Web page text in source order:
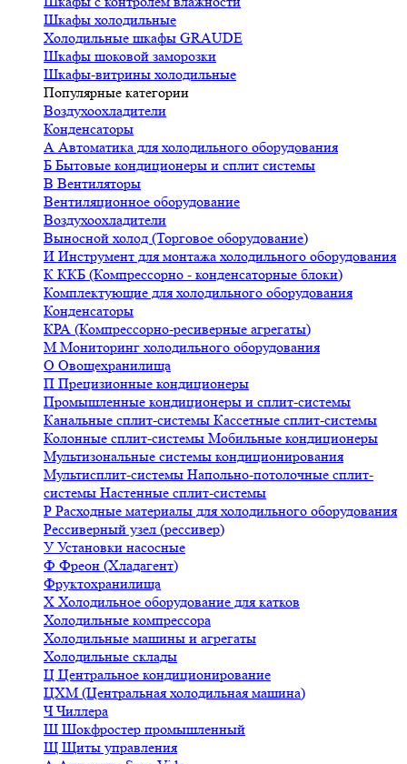
Шкафы холодильные
Холодильные шкафы GRAUDE
Шкафы шоковой заморозки
Шкафы-витрины холодильные
Популярные категории
Воздухоохладители
Конденсаторы
А Автоматика для холодильного оборудования
Б Бытовые кондиционеры и сплит системы
В Вентиляторы
Вентиляционное оборудование
Воздухоохладители
Выносной холод (Торговое оборудование)
И Инструмент для монтажа холодильного оборудования
К ККБ (Компрессорно - конденсаторные блоки)
Комплектующие для холодильного оборудования
Конденсаторы
КРА (Компрессорно-ресиверные агрегаты)
М Мониторинг холодильного оборудования
О Овощехранилища
П Прецизионные кондиционеры
Промышленные кондиционеры и сплит-системы
Канальные сплит-системы Кассетные сплит-системы
Колонные сплит-системы Мобильные кондиционеры
Мультизональные системы кондиционирования
Мультисплит-системы Напольно-потолочные сплит-
системы Настенные сплит-системы
Р Расходные материалы для холодильного оборудования
Рессиверный узел (рессивер)
У Установки насосные
Ф Фреон (Хладагент)
Фруктохранилища
Х Холодильное оборудование для катков
Холодильные компрессора
Холодильные машины и агрегаты
Холодильные склады
Ц Центральное кондиционирование
ЦХМ (Центральная холодильная машина)
ЧЧиллера
Ш Шокфростер промышленный
Щ Щиты управления